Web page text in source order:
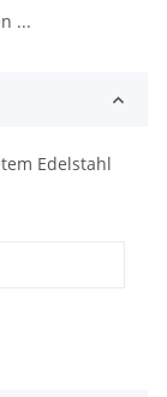
...
Edelstahl